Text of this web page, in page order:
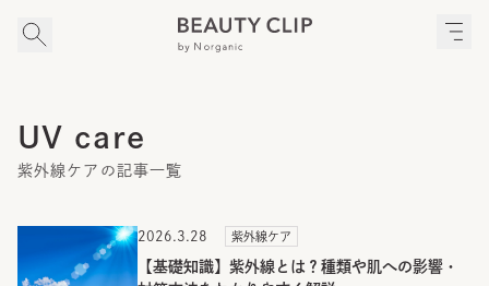
UV care
紫外線ケアの記事一覧
2026.3.28 紫外線ケア
【基礎知識】紫外線とは？種類や肌への影響・